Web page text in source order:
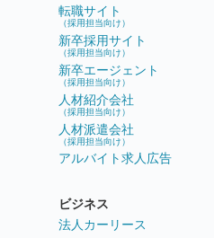
転職サイト
（採用担当向け）
新卒採用サイト
（採用担当向け）
新卒エージェント
（採用担当向け）
人材紹介会社
（採用担当向け）
人材派遣会社
（採用担当向け）
アルバイト求人広告
ビジネス
法人カーリース